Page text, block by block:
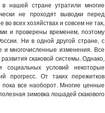
нашей стране утратили многие
не проходят выводки перед
всех хозяйствах и совсем не так,
и проверены временем, поэтому
Ни в одной другой стране, с
и многочисленные изменения. Все
скаковой системы. Однако,
социальных условий некоторые
прогресс. От таких пережитков
все наоборот. Многие ценные
зимовка лошадей скакового